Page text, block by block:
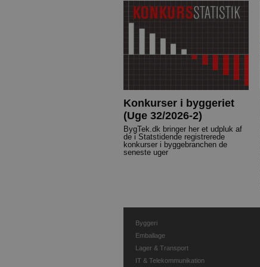
Konkurser i byggeriet
(Uge 32/2026-2)
BygTek.dk bringer her et udpluk af
de i Statstidende registrerede
konkurser i byggebranchen de
seneste uger
Byggeri
Emballage
Lager & Transport
IT & Telekommunikation